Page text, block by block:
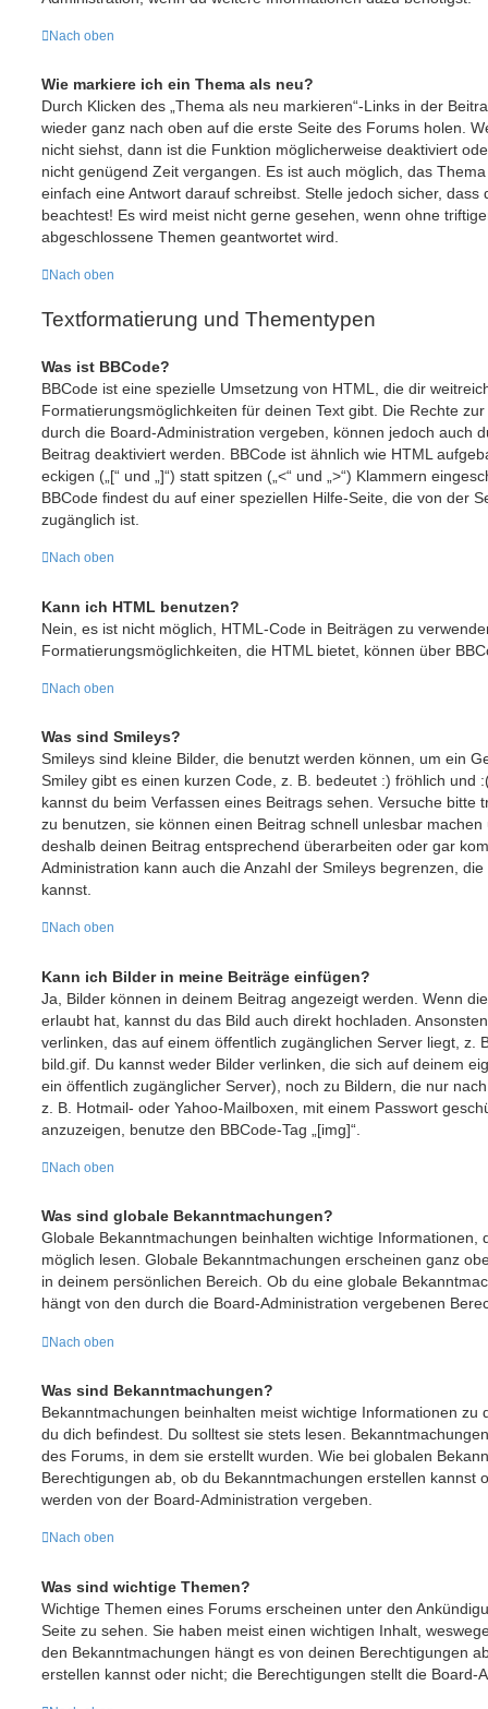
Nach oben
Wie markiere ich ein Thema als neu?
Durch Klicken des „Thema als neu markieren“-Links in der
wieder ganz nach oben auf die erste Seite des Forums holen.
nicht siehst, dann ist die Funktion möglicherweise deaktiviert
nicht genügend Zeit vergangen. Es ist auch möglich, das
einfach eine Antwort darauf schreibst. Stelle jedoch sicher, dass
beachtest! Es wird meist nicht gerne gesehen, wenn ohne
abgeschlossene Themen geantwortet wird.
Nach oben
Textformatierung und Thementypen
Was ist BBCode?
BBCode ist eine spezielle Umsetzung von HTML, die dir
Formatierungsmöglichkeiten für deinen Text gibt. Die Rechte
durch die Board-Administration vergeben, können jedoch auch
Beitrag deaktiviert werden. BBCode ist ähnlich wie HTML
eckigen („[“ und „]“) statt spitzen („<“ und „>“) Klammern
BBCode findest du auf einer speziellen Hilfe-Seite, die von der
zugänglich ist.
Nach oben
Kann ich HTML benutzen?
Nein, es ist nicht möglich, HTML-Code in Beiträgen zu
Formatierungsmöglichkeiten, die HTML bietet, können über
Nach oben
Was sind Smileys?
Smileys sind kleine Bilder, die benutzt werden können, um ein
Smiley gibt es einen kurzen Code, z. B. bedeutet :) fröhlich und
kannst du beim Verfassen eines Beitrags sehen. Versuche bitte
zu benutzen, sie können einen Beitrag schnell unlesbar
deshalb deinen Beitrag entsprechend überarbeiten oder gar
Administration kann auch die Anzahl der Smileys begrenzen,
kannst.
Nach oben
Kann ich Bilder in meine Beiträge einfügen?
Ja, Bilder können in deinem Beitrag angezeigt werden. Wenn
erlaubt hat, kannst du das Bild auch direkt hochladen.
verlinken, das auf einem öffentlich zugänglichen Server liegt, z.
bild.gif. Du kannst weder Bilder verlinken, die sich auf deinem
ein öffentlich zugänglicher Server), noch zu Bildern, die nur
z. B. Hotmail- oder Yahoo-Mailboxen, mit einem Passwort
anzuzeigen, benutze den BBCode-Tag „[img]“.
Nach oben
Was sind globale Bekanntmachungen?
Globale Bekanntmachungen beinhalten wichtige Informationen,
möglich lesen. Globale Bekanntmachungen erscheinen ganz
in deinem persönlichen Bereich. Ob du eine globale
hängt von den durch die Board-Administration vergebenen
Nach oben
Was sind Bekanntmachungen?
Bekanntmachungen beinhalten meist wichtige Informationen zu
du dich befindest. Du solltest sie stets lesen.
des Forums, in dem sie erstellt wurden. Wie bei globalen
Berechtigungen ab, ob du Bekanntmachungen erstellen kannst
werden von der Board-Administration vergeben.
Nach oben
Was sind wichtige Themen?
Wichtige Themen eines Forums erscheinen unter den
Seite zu sehen. Sie haben meist einen wichtigen Inhalt,
den Bekanntmachungen hängt es von deinen Berechtigungen
erstellen kannst oder nicht; die Berechtigungen stellt die Board-